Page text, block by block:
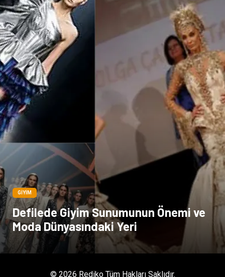
GIYIM
Defilede Giyim Sunumunun Önemi ve
Moda Dünyasındaki Yeri
© 2026 Rediko Tüm Hakları Saklıdır.